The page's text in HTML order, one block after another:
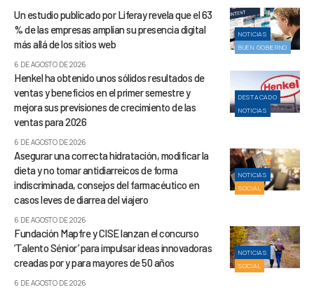
NOTICIAS
BUEN GOBIERNO
Un estudio publicado por Liferay revela que el 63
% de las empresas amplían su presencia digital
más allá de los sitios web
6 DE AGOSTO DE 2026
DESTACADO
NOTICIAS
Henkel ha obtenido unos sólidos resultados de
ventas y beneficios en el primer semestre y
mejora sus previsiones de crecimiento de las
ventas para 2026
6 DE AGOSTO DE 2026
NOTICIAS
SOCIAL
Asegurar una correcta hidratación, modificar la
dieta y no tomar antidiarreicos de forma
indiscriminada, consejos del farmacéutico en
casos leves de diarrea del viajero
6 DE AGOSTO DE 2026
NOTICIAS
SOCIAL
Fundación Mapfre y CISE lanzan el concurso
‘Talento Sénior’ para impulsar ideas innovadoras
creadas por y para mayores de 50 años
6 DE AGOSTO DE 2026